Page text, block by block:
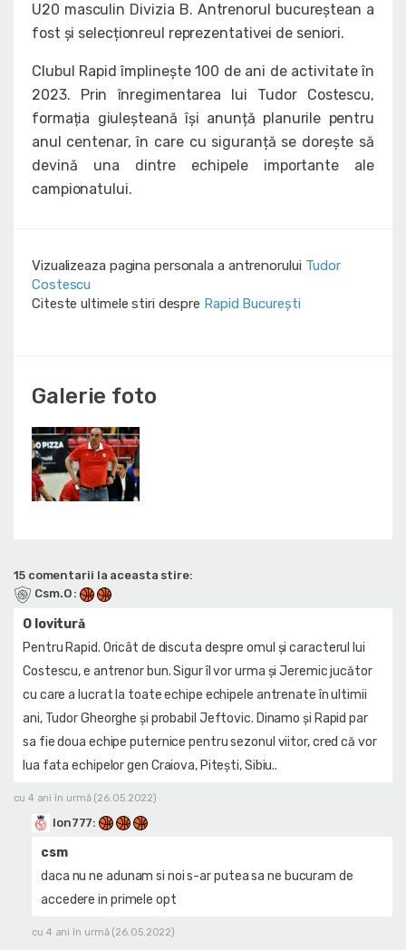
U20 masculin Divizia B. Antrenorul bucureștean a
fost și selecționreul reprezentativei de seniori.
Clubul Rapid împlinește 100 de ani de activitate în
2023. Prin înregimentarea lui Tudor Costescu,
formația giuleșteană își anunță planurile pentru
anul centenar, în care cu siguranță se dorește să
devină una dintre echipele importante ale
campionatului.
Vizualizeaza pagina personala a antrenorului Tudor
Costescu
Citeste ultimele stiri despre Rapid București
Galerie foto
15 comentarii la aceasta stire:
Csm.O :
O lovitură
Pentru Rapid. Oricât de discuta despre omul și caracterul lui
Costescu, e antrenor bun. Sigur îl vor urma și Jeremic jucător
cu care a lucrat la toate echipe echipele antrenate în ultimii
ani, Tudor Gheorghe și probabil Jeftovic. Dinamo și Rapid par
sa fie doua echipe puternice pentru sezonul viitor, cred că vor
lua fata echipelor gen Craiova, Pitești, Sibiu..
cu 4 ani în urmă (26.05.2022)
Ion777:
csm
daca nu ne adunam si noi s-ar putea sa ne bucuram de
accedere in primele opt
cu 4 ani în urmă (26.05.2022)